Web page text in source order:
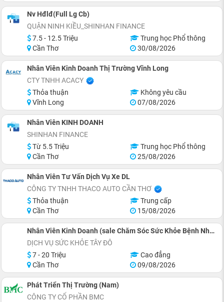
Nv Hđlđ(Full Lg Cb)
QUẬN NINH KIỀU_SHINHAN FINANCE
7.5 - 12.5 Triệu
Trung học Phổ thông
Cần Thơ
30/08/2026
Nhân Viên Kinh Doanh Thị Trường Vĩnh Long
CTY TNHH ACACY
Thỏa thuận
Không yêu cầu
Vĩnh Long
07/08/2026
Nhân Viên KINH DOANH
SHINHAN FINANCE
Từ 5.5 Triệu
Trung học Phổ thông
Cần Thơ
25/08/2026
Nhân Viên Tư Vấn Dịch Vụ Xe DL
CÔNG TY TNHH THACO AUTO CẦN THƠ
Thỏa thuận
Trung cấp
Cần Thơ
15/08/2026
Nhân Viên Kinh Doanh (sale Chăm Sóc Sức Khỏe Bệnh Nhân) Số Lượng 5 Người
DỊCH VỤ SỨC KHỎE TÂY ĐÔ
7 - 20 Triệu
Cao đẳng
Cần Thơ
09/08/2026
Phát Triển Thị Trường (Nam)
CÔNG TY CỔ PHẦN BMC